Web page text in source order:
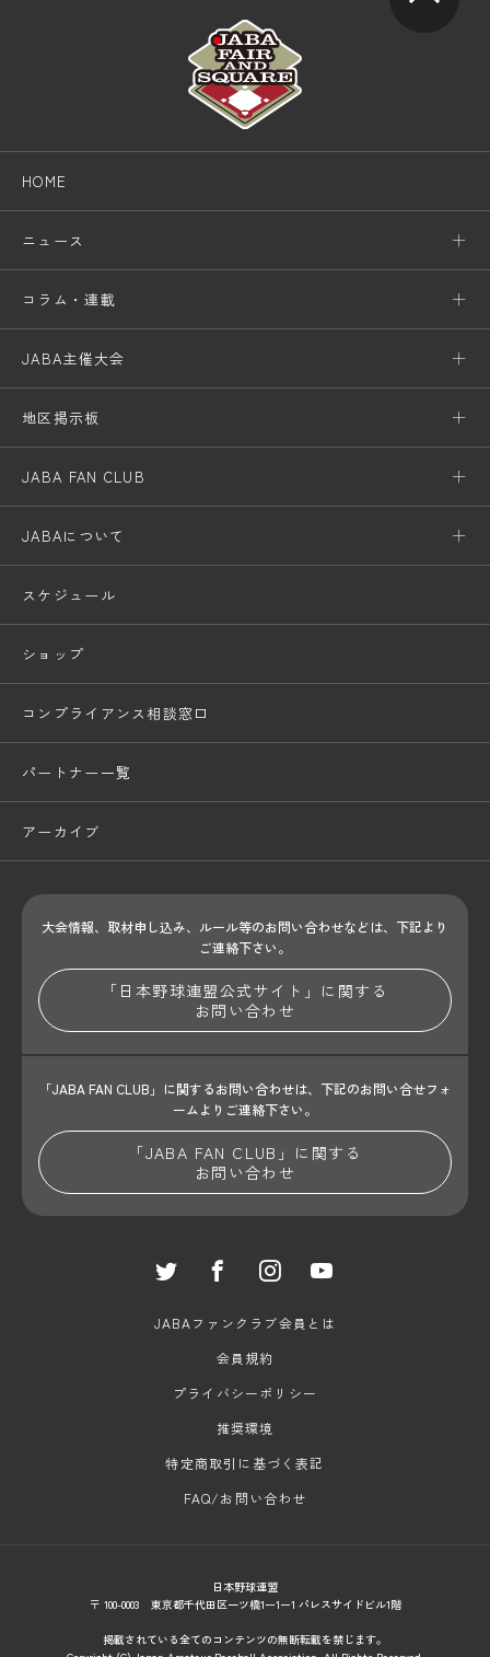
HOME
ニュース
コラム・連載
JABA主催大会
地区掲示板
JABA FAN CLUB
JABAについて
スケジュール
ショップ
コンプライアンス相談窓口
パートナー一覧
アーカイブ
大会情報、取材申し込み、ルール等のお問い合わせなどは、下記より
ご連絡下さい。
「日本野球連盟公式サイト」に関する
お問い合わせ
「JABA FAN CLUB」に関するお問い合わせは、 下記のお問い合せフォ
ームよりご連絡下さい。
「JABA FAN CLUB」に関する
お問い合わせ
JABAファンクラブ会員とは
会員規約
プライバシーポリシー
推奨環境
特定商取引に基づく表記
FAQ/お問い合わせ
日本野球連盟
〒 100-0003 東京都千代田区一ツ橋1ー1ー1 パレスサイドビル1階
掲載されている全てのコンテンツの無断転載を禁じます。